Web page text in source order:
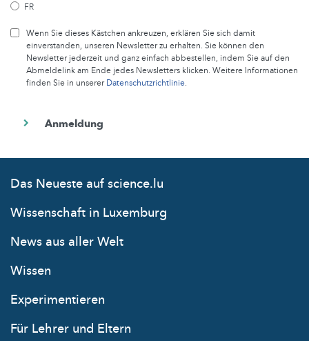
FR
Wenn Sie dieses Kästchen ankreuzen, erklären Sie sich damit
einverstanden, unseren Newsletter zu erhalten. Sie können den
Newsletter jederzeit und ganz einfach abbestellen, indem Sie auf den
Abmeldelink am Ende jedes Newsletters klicken. Weitere Informationen
finden Sie in unsererDatenschutzrichtlinie.
Das Neueste auf science.lu
Wissenschaft in Luxemburg
News aus aller Welt
Wissen
Experimentieren
Für Lehrer und Eltern